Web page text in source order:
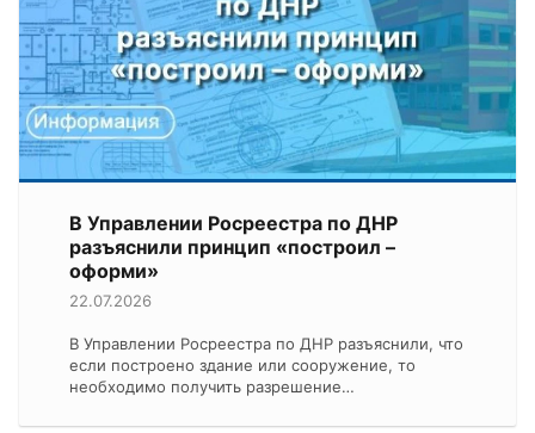
В Управлении Росреестра по ДНР
разъяснили принцип «построил –
оформи»
22.07.2026
В Управлении Росреестра по ДНР разъяснили, что
если построено здание или сооружение, то
необходимо получить разрешение…